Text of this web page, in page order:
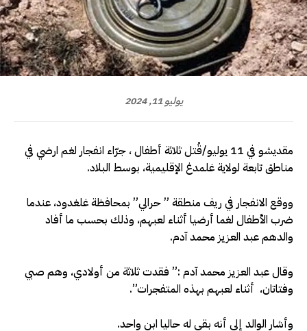
يوليو 11, 2024
مقديشو في 11 يوليو/قُتل ثلاثة أطفال ، جرّاء انفجار لغم ارضي في
مناطق تابعة لولاية غلمدغ الإقليمية، بوسط البلاد.
ووقع الانفجار في ريف منطقة ” حرالي” بمحافظة غلغدود، عندما
ضرب الأطفال لغما أرضيا أثناء لعبهم، وذلك بحسب ما أفاد
والدهم عبد العزيز محمد آدم.
وقال عبد العزيز محمد آدم :” فقدت ثلاثة من أولادي، وهم صبي
وفتاتان، أثناء لعبهم بهذه المتفجرات”.
وأشار الوالد إلى أنه بقي له حاليا ابن واحد.